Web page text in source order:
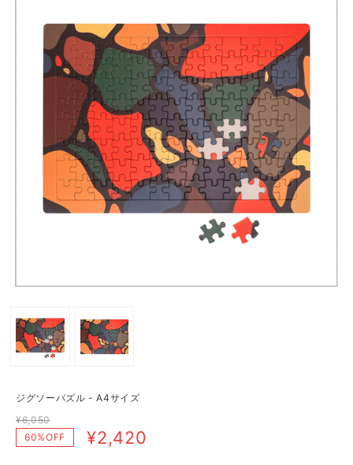
ジグソーパズル - A4サイズ
¥6,050
60%OFF
¥2,420